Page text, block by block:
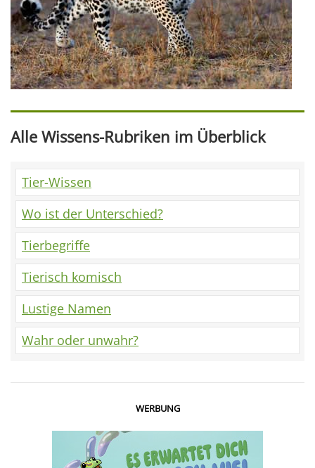
Alle Wissens-Rubriken im Überblick
Tier-Wissen
Wo ist der Unterschied?
Tierbegriffe
Tierisch komisch
Lustige Namen
Wahr oder unwahr?
WERBUNG